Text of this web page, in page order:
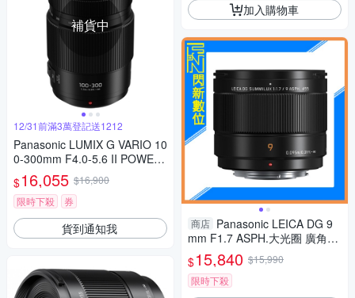
補貨中
12/31前滿3萬登記送1212
Panasonic LUMIX G VARIO 10
0-300mm F4.0-5.6 II POWER
O.I.S.二代變焦鏡頭 公司貨
$16,055 $16,900
限時下殺
券
貨到通知我
加入購物車
商店 Panasonic LEICA DG 9
mm F1.7 ASPH.大光圈 廣角定
焦 微距(公司貨)
$15,840 $15,990
限時下殺